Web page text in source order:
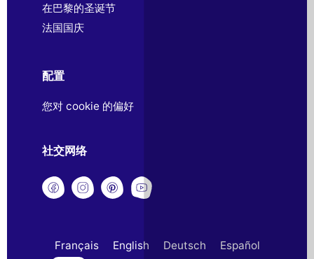
在巴黎的圣诞节
法国国庆
配置
您对 cookie 的偏好
社交网络
Français English Deutsch Español